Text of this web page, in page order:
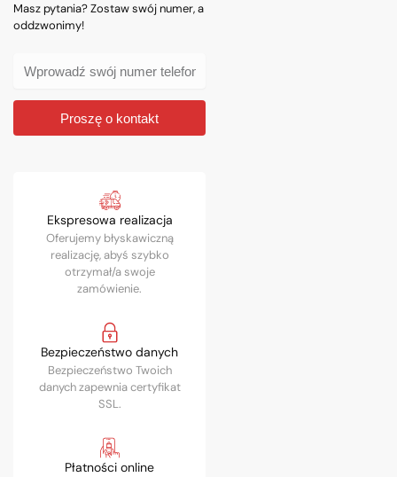
Masz pytania? Zostaw swój numer, a
oddzwonimy!
Proszę o kontakt
Ekspresowa realizacja
Oferujemy błyskawiczną
realizację, abyś szybko
otrzymał/a swoje
zamówienie.
Bezpieczeństwo danych
Bezpieczeństwo Twoich
danych zapewnia certyfikat
SSL.
Płatności online